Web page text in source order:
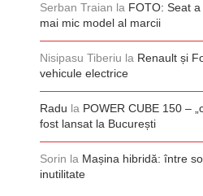
Serban Traian la FOTO: Seat
mai mic model al marcii
Nisipasu Tiberiu la Renault și
vehicule electrice
Radu la POWER CUBE 150 –
fost lansat la București
Sorin la Mașina hibridă: între
inutilitate